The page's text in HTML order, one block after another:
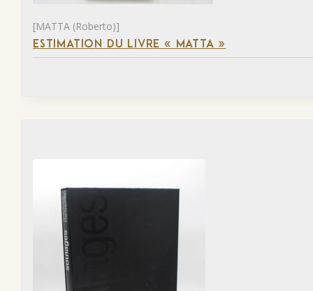
[MATTA (Roberto)]
ESTIMATION DU LIVRE « MATTA »